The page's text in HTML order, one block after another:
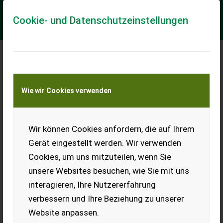
Cookie- und Datenschutzeinstellungen
Wie wir Cookies verwenden
Wir können Cookies anfordern, die auf Ihrem
Gerät eingestellt werden. Wir verwenden
Cookies, um uns mitzuteilen, wenn Sie
unsere Websites besuchen, wie Sie mit uns
interagieren, Ihre Nutzererfahrung
verbessern und Ihre Beziehung zu unserer
Website anpassen.
Meine Transportkostenanfrage
Transport von Land- und Baumaschinen –
KEINE Tiertransporte
Sonstige Neomach
NOVA X30 Radlader
Knicklader Hoflader
Teleskoparm
proportionale Hydraulik
43 l/min 26 PS
**SONDERPREIS für